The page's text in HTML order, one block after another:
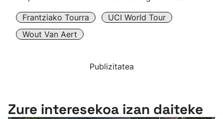
"Helmuga"
Frantziako Tourra
UCI World Tour
Wout Van Aert
Publizitatea
Zure interesekoa izan daiteke